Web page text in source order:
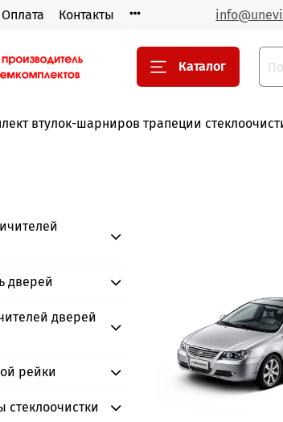
Оплата Контакты
Каталог
втулок-шарниров трапеции
дверей
дверей
рейки
стеклоочистки